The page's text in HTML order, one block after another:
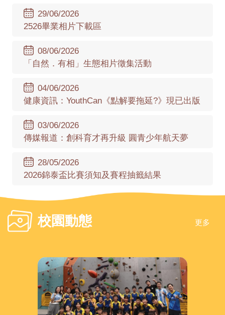
29/06/2026
2526畢業相片下載區
08/06/2026
「自然．有相」生態相片徵集活動
04/06/2026
健康資訊：YouthCan《點解要拖延?》現已出版
03/06/2026
傳媒報道：創科育才再升級 圓青少年航天夢
28/05/2026
2026錦泰盃比賽須知及賽程抽籤結果
校園動態 更多